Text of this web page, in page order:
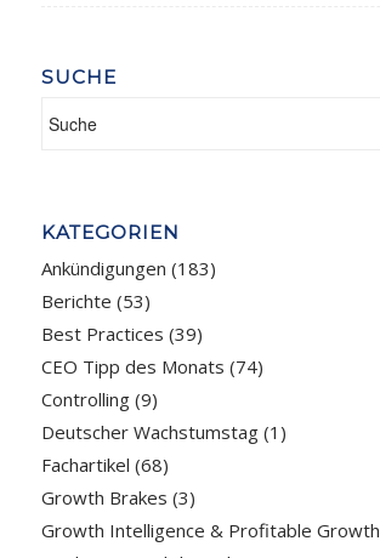
SUCHE
KATEGORIEN
Ankündigungen (183)
Berichte (53)
Best Practices (39)
CEO Tipp des Monats (74)
Controlling(9)
Deutscher Wachstumstag(1)
Fachartikel (68)
Growth Brakes (3)
Growth Intelligence & Profitable Growth